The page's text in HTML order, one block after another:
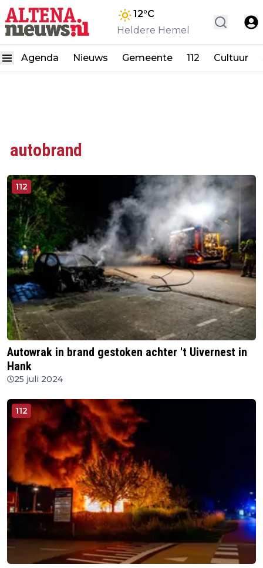
12°C
Heldere Hemel
Agenda Nieuws Gemeente 112 Cultuur
autobrand
112
Autowrak in brand gestoken achter 't Uivernest in
Hank
25 juli 2024
112